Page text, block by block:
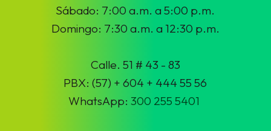
Sábado: 7:00 a.m. a 5:00 p.m.
Domingo: 7:30 a.m. a 12:30 p.m.
Calle. 51 # 43 - 83
PBX: (57) + 604 + 444 55 56
WhatsApp:300 255 5401